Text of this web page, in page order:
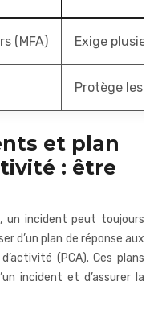
(MFA) Exige
Protège les
et plan
: être
un incident peut toujours
d’un plan de réponse aux
(PCA). Ces plans
incident et d’assurer la